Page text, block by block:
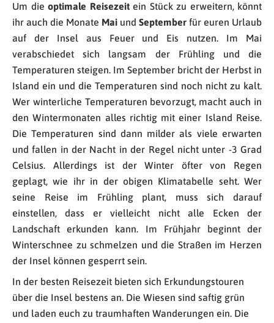
Um die optimale Reisezeitein Stück zu erweitern, könnt
ihr auch die Monate Mai und September für euren Urlaub
auf der Insel aus Feuer und Eis nutzen. Im Mai
verabschiedet sich langsam der Frühling und die
Temperaturen steigen. Im September bricht der Herbst in
Island ein und die Temperaturen sind noch nicht zu kalt.
Wer winterliche Temperaturen bevorzugt, macht auch in
den Wintermonaten alles richtig mit einer Island Reise.
Die Temperaturen sind dann milder als viele erwarten
und fallen in der Nacht in der Regel nicht unter -3 Grad
Celsius. Allerdings ist der Winter öfter von Regen
geplagt, wie ihr in der obigen Klimatabelle seht. Wer
seine Reise im Frühling plant, muss sich darauf
einstellen, dass er vielleicht nicht alle Ecken der
Landschaft erkunden kann. Im Frühjahr beginnt der
Winterschnee zu schmelzen und die Straßen im Herzen
der Insel können gesperrt sein.
In der besten Reisezeit bieten sich Erkundungstouren
über die Insel bestens an. Die Wiesen sind saftig grün
und laden euch zu traumhaften Wanderungen ein. Die